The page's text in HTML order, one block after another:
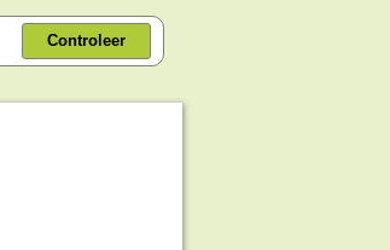
Controleer